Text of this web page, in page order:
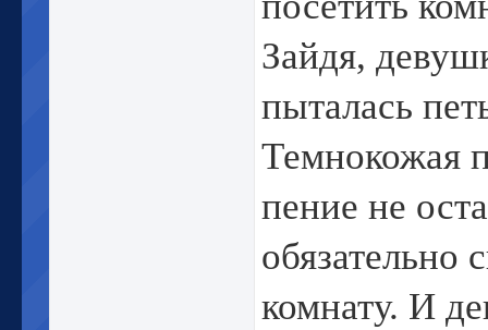
Зайдя,
пыталась
Темнокожая
пение не
обязательно
комнату. И